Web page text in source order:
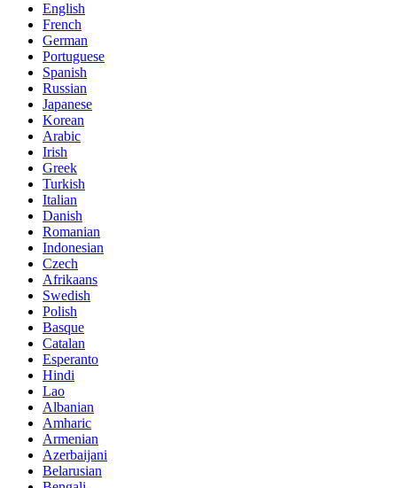
English
French
German
Portuguese
Spanish
Russian
Japanese
Korean
Arabic
Irish
Greek
Turkish
Italian
Danish
Romanian
Indonesian
Czech
Afrikaans
Swedish
Polish
Basque
Catalan
Esperanto
Hindi
Lao
Albanian
Amharic
Armenian
Azerbaijani
Belarusian